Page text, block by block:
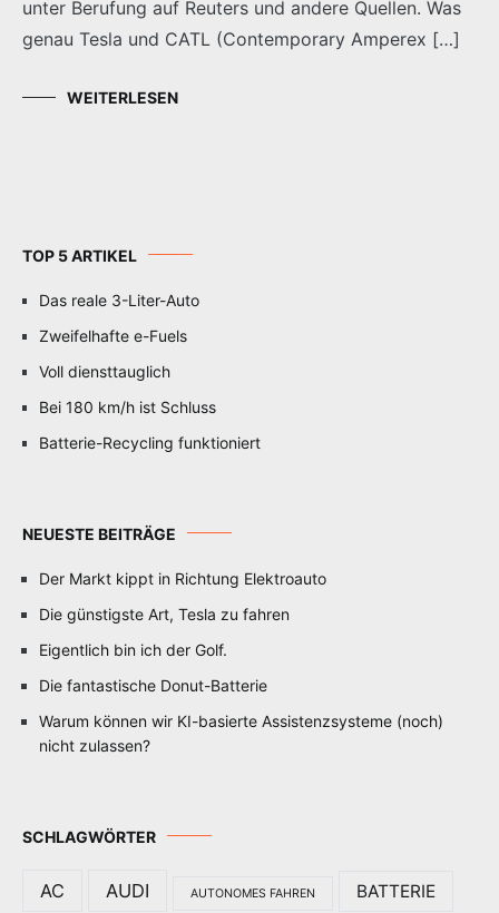
unter Berufung auf Reuters und andere Quellen. Was
genau Tesla und CATL (Contemporary Amperex […]
WEITERLESEN
TOP 5 ARTIKEL
Das reale 3-Liter-Auto
Zweifelhafte e-Fuels
Voll diensttauglich
Bei 180 km/h ist Schluss
Batterie-Recycling funktioniert
NEUESTE BEITRÄGE
Der Markt kippt in Richtung Elektroauto
Die günstigste Art, Tesla zu fahren
Eigentlich bin ich der Golf.
Die fantastische Donut-Batterie
Warum können wir KI-basierte Assistenzsysteme (noch)
nicht zulassen?
SCHLAGWÖRTER
AC AUDI AUTONOMES FAHREN BATTERIE